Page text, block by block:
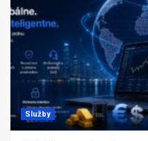
Služby